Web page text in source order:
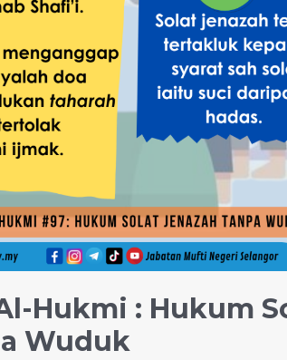
Hukmi : Hukum
Wuduk